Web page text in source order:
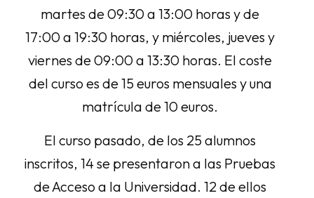
martes de 09:30 a 13:00 horas y de
17:00 a 19:30 horas, y miércoles, jueves y
viernes de 09:00 a 13:30 horas. El coste
del curso es de 15 euros mensuales y una
matrícula de 10 euros.
El curso pasado, de los 25 alumnos
inscritos, 14 se presentaron a las Pruebas
de Acceso a la Universidad. 12 de ellos